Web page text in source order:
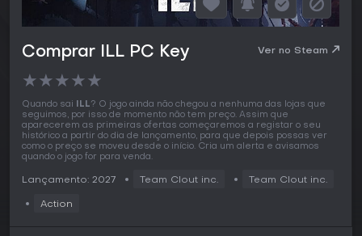
Comprar ILL PC Key Ver no Steam
★★★★★
Quando sai ILL? O jogo ainda não chegou a nenhuma das lojas que
seguimos, por isso de momento não tem preço. Assim que
aparecerem as primeiras ofertas começaremos a registar o seu
histórico a partir do dia de lançamento, para que depois possas ver
como o preço se moveu desde o início. Cria um alerta e avisamos
quando o jogo for para venda.
Lançamento: 2027 Team Clout inc. Team Clout inc.
Action